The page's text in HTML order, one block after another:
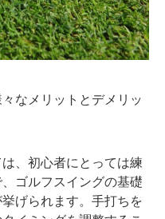
なメリットとデメリッ
、初心者にとっては練
ゴルフスイングの基礎
げられます。手打ちを